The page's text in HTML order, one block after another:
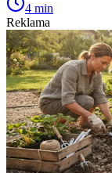
4 min
Reklama